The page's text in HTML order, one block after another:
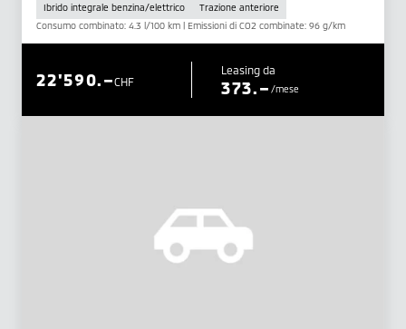
Ibrido integrale benzina/elettrico
Trazione anteriore
Consumo combinato: 4.3 l/100 km | Emissioni di CO2 combinate: 96 g/km
CHF
22'590.– Leasing da
373.– /mese